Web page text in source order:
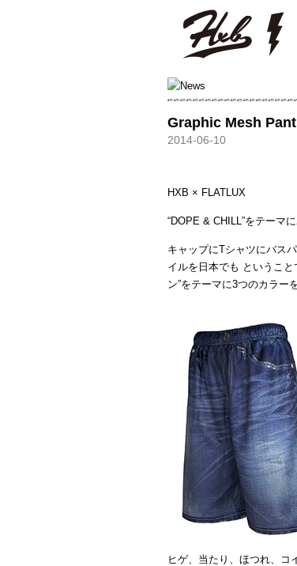
Graphic Mesh
2014-06-10
HXB × FLATLUX
“DOPE & CHILL”をテーマ
キャップにTシャツにバス
イルを日本でも というこ
ン”をテーマに3つのカラー
ヒゲ、当たり、ほつれ、コ